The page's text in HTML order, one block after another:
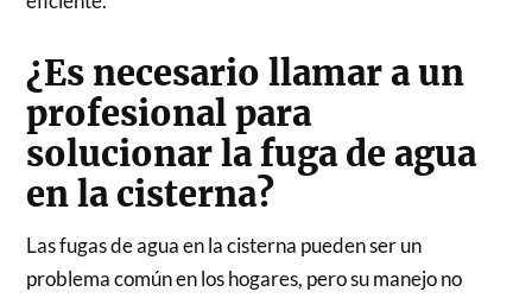
¿Es necesario llamar a un
profesional para
solucionar la fuga de agua
en la cisterna?
Las fugas de agua en la cisterna pueden ser un
problema común en los hogares, pero su manejo no